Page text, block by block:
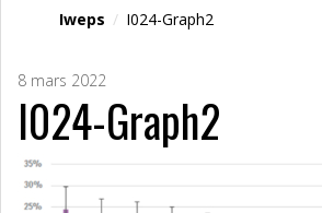
Iweps / I024-Graph2
8 mars 2022
I024-Graph2